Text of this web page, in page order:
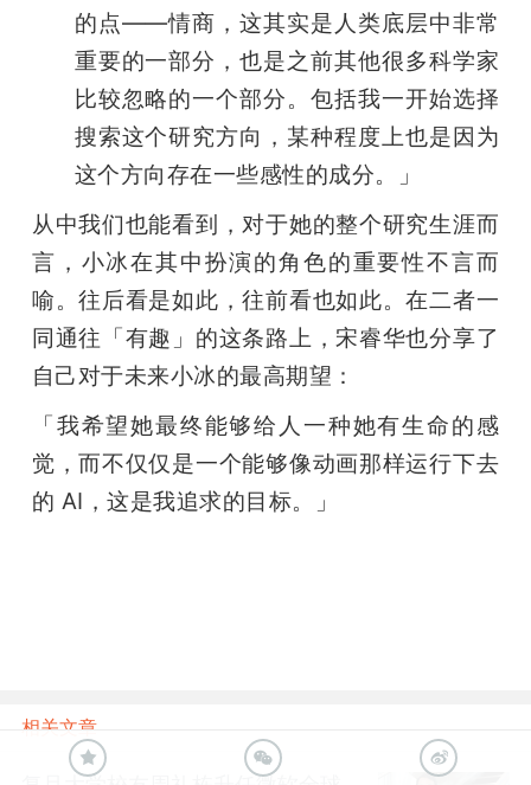
的点——情商，这其实是人类底层中非常
重要的一部分，也是之前其他很多科学家
比较忽略的一个部分。包括我一开始选择
搜索这个研究方向，某种程度上也是因为
这个方向存在一些感性的成分。」
从中我们也能看到，对于她的整个研究生涯而
言，小冰在其中扮演的角色的重要性不言而
喻。往后看是如此，往前看也如此。在二者一
同通往「有趣」的这条路上，宋睿华也分享了
自己对于未来小冰的最高期望：
「我希望她最终能够给人一种她有生命的感
觉，而不仅仅是一个能够像动画那样运行下去
的 AI，这是我追求的目标。」
相关文章